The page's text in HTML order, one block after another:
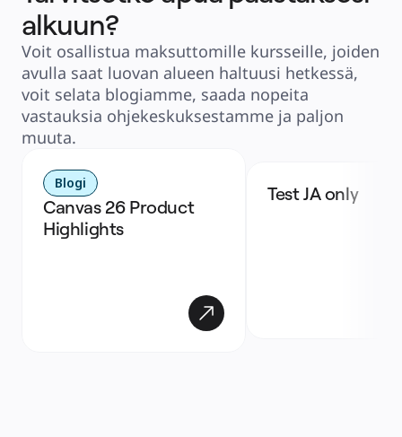
alkuun?
Voit osallistua maksuttomille kursseille, joiden
avulla saat luovan alueen haltuusi hetkessä,
voit selata blogiamme, saada nopeita
vastauksia ohjekeskuksestamme ja paljon
muuta.
Blogi
Canvas 26 Product
Test JA only